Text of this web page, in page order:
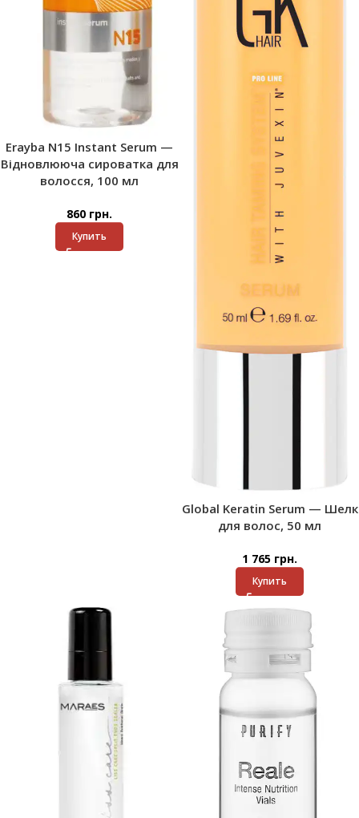
Erayba N15 Instant Serum —
Відновлююча сироватка для
волосся, 100 мл
860 грн.
Купить
Global Keratin Serum — Шелк
для волос, 50 мл
1 765 грн.
Купить